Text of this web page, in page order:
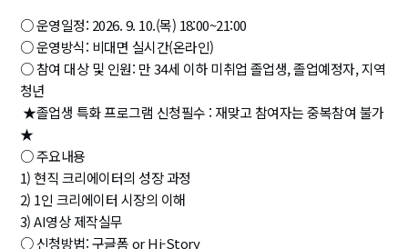
○ 운영일정: 2026. 9. 10.(목) 18:00~21:00
○ 운영방식: 비대면 실시간(온라인)
○ 참여 대상 및 인원: 만 34세 이하 미취업 졸업생, 졸업예정자, 지역
청년
★졸업생 특화 프로그램 신청필수 : 재맞고 참여자는 중복참여 불가
★
○ 주요내용
1) 현직 크리에이터의 성장 과정
2) 1인 크리에이터 시장의 이해
3) AI영상 제작실무
○ 신청방법: 구글폼 or Hi-Story